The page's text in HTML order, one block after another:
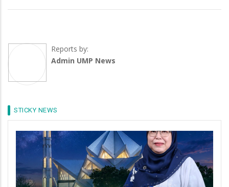
Reports by:
Admin UMP News
STICKY NEWS